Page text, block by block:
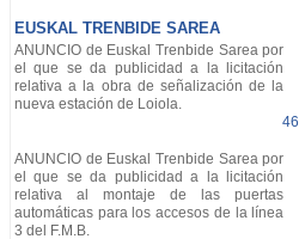
EUSKAL TRENBIDE SAREA
ANUNCIO de Euskal Trenbide Sarea por
el que se da publicidad a la licitación
relativa a la obra de señalización de la
nueva estación de Loiola.
46
ANUNCIO de Euskal Trenbide Sarea por
el que se da publicidad a la licitación
relativa al montaje de las puertas
automáticas para los accesos de la línea
3 del F.M.B.